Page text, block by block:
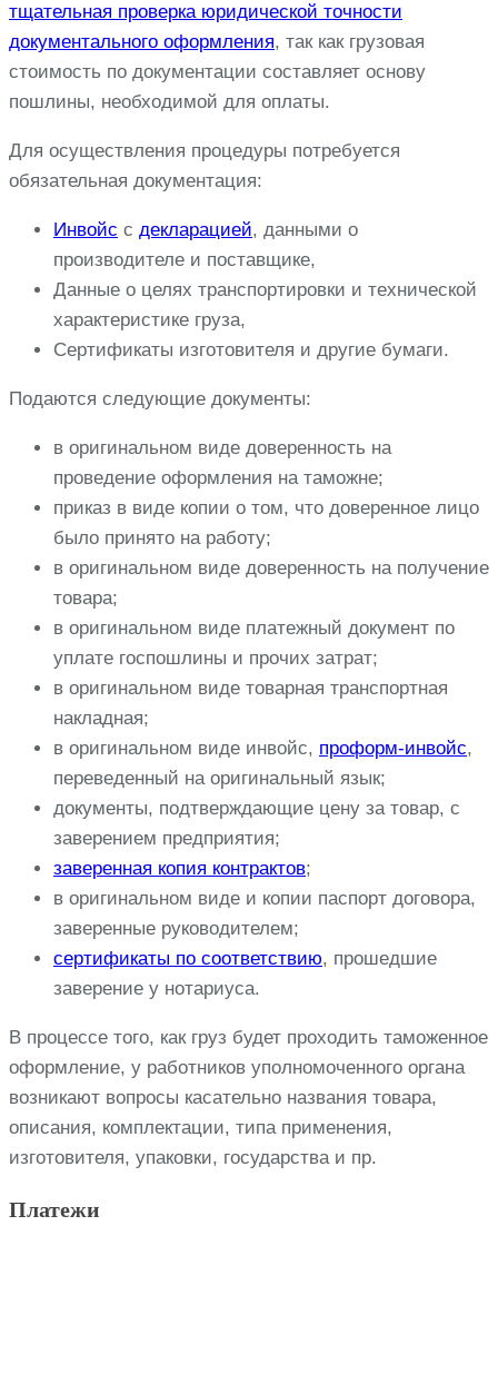
тщательная проверка юридической точности
документального оформления, так как грузовая
стоимость по документации составляет основу
пошлины, необходимой для оплаты.
Для осуществления процедуры потребуется
обязательная документация:
Инвойс с декларацией, данными о
производителе и поставщике,
Данные о целях транспортировки и технической
характеристике груза,
Сертификаты изготовителя и другие бумаги.
Подаются следующие документы:
в оригинальном виде доверенность на
проведение оформления на таможне;
приказ в виде копии о том, что доверенное лицо
было принято на работу;
в оригинальном виде доверенность на получение
товара;
в оригинальном виде платежный документ по
уплате госпошлины и прочих затрат;
в оригинальном виде товарная транспортная
накладная;
в оригинальном виде инвойс, проформ-инвойс,
переведенный на оригинальный язык;
документы, подтверждающие цену за товар, с
заверением предприятия;
заверенная копия контрактов;
в оригинальном виде и копии паспорт договора,
заверенные руководителем;
сертификаты по соответствию, прошедшие
заверение у нотариуса.
В процессе того, как груз будет проходить таможенное
оформление, у работников уполномоченного органа
возникают вопросы касательно названия товара,
описания, комплектации, типа применения,
изготовителя, упаковки, государства и пр.
Платежи